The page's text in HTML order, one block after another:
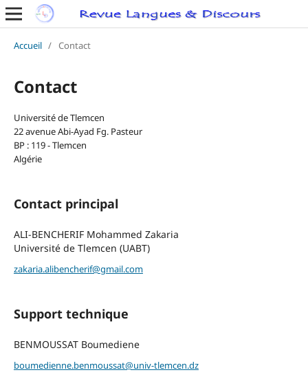
Accueil / Contact
Contact
Université de Tlemcen
22 avenue Abi-Ayad Fg. Pasteur
BP : 119 - Tlemcen
Algérie
Contact principal
ALI-BENCHERIF Mohammed Zakaria
Université de Tlemcen (UABT)
zakaria.alibencherif@gmail.com
Support technique
BENMOUSSAT Boumediene
boumedienne.benmoussat@univ-tlemcen.dz